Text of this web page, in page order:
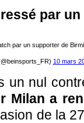
par
par un supporter de
10 mars
un nul
Milan a
de la